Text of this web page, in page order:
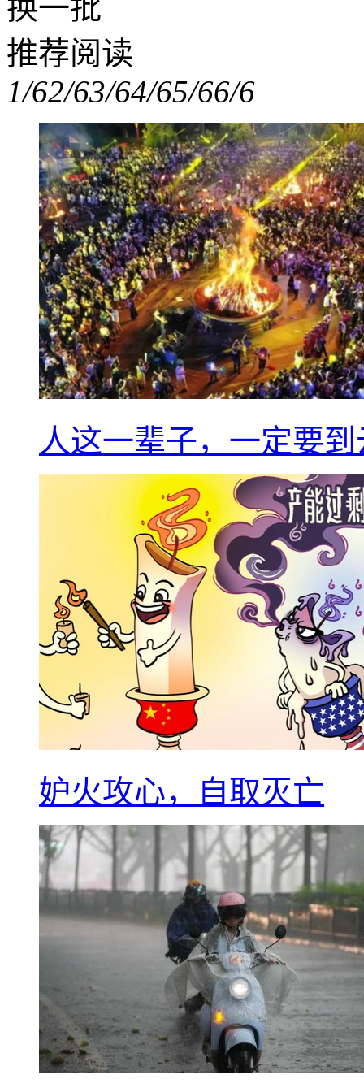
换一批
推荐阅读
1/62/63/64/65/66/6
人这一辈子，一定要
妒火攻心，自取灭亡